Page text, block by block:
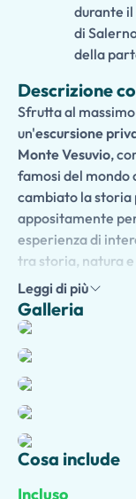
durante
di
della
Descrizione
Sfrutta al
un'escursione
Monte Vesuvio,
famosi del mondo
cambiato la
appositamente
esperienza di
tra storia, natura
Viaggia nel
porto di Salerno
dell'UNESCO di
templi, terme e
sepolti
Arricchisci la tua
facoltativa
, che
affascinanti storie
dell'ingegneria e
Leggi di più
Galleria
Cosa include
Incluso